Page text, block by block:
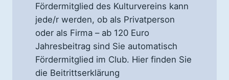
Fördermitglied des Kulturvereins kann
jede/r werden, ob als Privatperson
oder als Firma – ab 120 Euro
Jahresbeitrag sind Sie automatisch
Fördermitglied im Club. Hier finden Sie
die Beitrittserklärung